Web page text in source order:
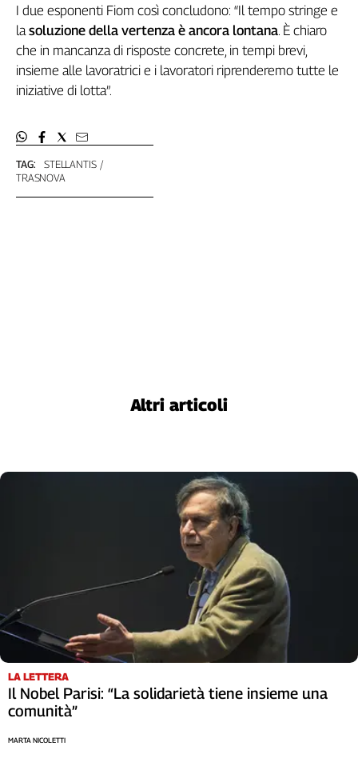
settimana
Collettiva
Girasoli
Il
Sassolino
Tech
Easy
Calabria
Campania
Emilia-
Romagna
Friuli
Venezia
Giulia
Lazio
TAG:
STELLANTIS
TRASNOVA
I due esponenti Fiom così concludono: “Il tempo stringe e
lasoluzione della vertenza è ancora lontana. È chiaro
che in mancanza di risposte concrete, in tempi brevi,
insieme alle lavoratrici e i lavoratori riprenderemo tutte le
iniziative di lotta”.
Altri articoli
LA LETTERA
Il Nobel Parisi: “La solidarietà tiene insieme una
comunità”
MARTA NICOLETTI